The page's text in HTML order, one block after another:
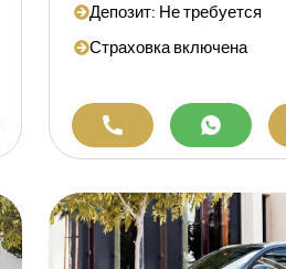
Депозит: Не требуется
Страховка включена